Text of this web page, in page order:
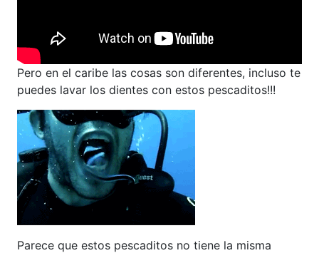
Pero en el caribe las cosas son diferentes, incluso te
puedes lavar los dientes con estos pescaditos!!!
Parece que estos pescaditos no tiene la misma